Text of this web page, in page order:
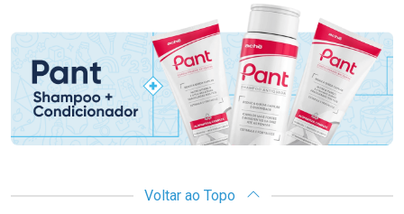
Promoção em Destaque
Voltar ao Topo